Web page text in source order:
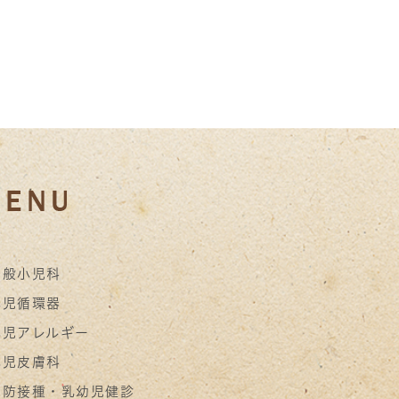
小児科
児循環器
アレルギー
皮膚科
接種・乳幼児健診